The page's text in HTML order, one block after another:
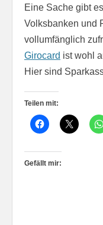
Eine Sache gibt
Volksbanken und
vollumfänglich
Girocard ist wohl
Hier sind
Teilen mit:
Gefällt mir: